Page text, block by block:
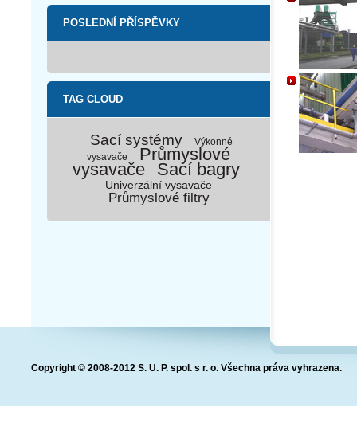
POSLEDNÍ PŘÍSPĚVKY
TAG CLOUD
Sací systémy
Výkonné
vysavače
Průmyslové
vysavače Sací bagry
Univerzální vysavače
Průmyslové filtry
Copyright © 2008-2012 S. U. P. spol. s r. o. Všechna práva vyhrazena.